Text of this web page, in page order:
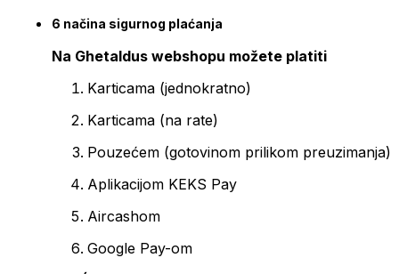
6 načina sigurnog plaćanja
Na Ghetaldus webshopu možete platiti
Karticama (jednokratno)
Karticama (na rate)
Pouzećem (gotovinom prilikom preuzimanja)
Aplikacijom KEKS Pay
Aircashom
Google Pay-om